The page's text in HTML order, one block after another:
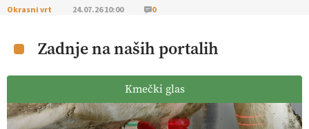
Okrasni vrt 24.07.26 10:00 0
Zadnje na naših portalih
Kmečki glas